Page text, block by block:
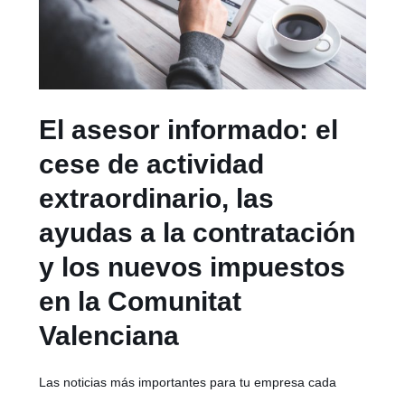
El asesor informado: el
cese de actividad
extraordinario, las
ayudas a la contratación
y los nuevos impuestos
en la Comunitat
Valenciana
Las noticias más importantes para tu empresa cada